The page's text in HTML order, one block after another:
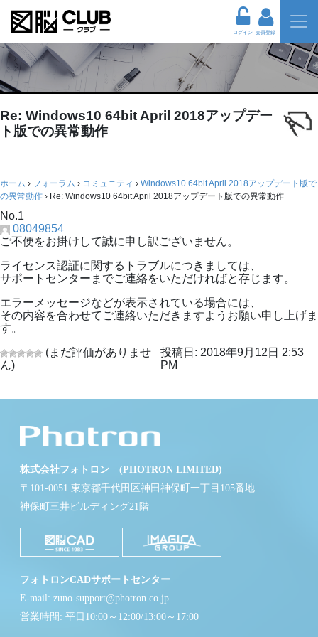
ログイン 会員登録
Re: Windows10 64bit April 2018アップデー
ト版での異常動作
ホーム › フォーラム › コミュニティ › Windows10 64bit April 2018アップデート版で
の異常動作 › Re: Windows10 64bit April 2018アップデート版での異常動作
No.1
08049854
ご不便をお掛けして誠に申し訳ございません。
ライセンス認証に関するトラブルにつきましては、
サポートセンターまでご連絡をいただければと存じます。
エラーメッセージなどが表示されている場合には、
その内容を合わせてご連絡いただきますようお願い申し上げま
す。
(まだ評価がありませ
ん)
投稿日: 2018年9月12日 2:53
PM
株式会社フォトロン (PHOTRON LIMITED)
〒101-0051 東京都千代田区神田神保町一丁目105番地
神保町三井ビルディング21階
フォトロンCADサポートセンター
E-mail: zuno-support@photron.co.jp
営業時間: 平日10:00～12:00/13:00～17:00